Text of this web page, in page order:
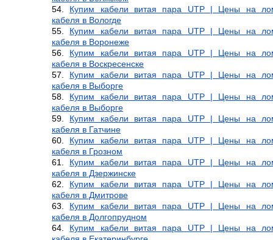
Купим кабели витая пара UTP | Цены на
кабеля в Вологде
Купим кабели витая пара UTP | Цены на
кабеля в Воронеже
Купим кабели витая пара UTP | Цены на
кабеля в Воскресенске
Купим кабели витая пара UTP | Цены на
кабеля в Выборге
Купим кабели витая пара UTP | Цены на
кабеля в Выборге
Купим кабели витая пара UTP | Цены на
кабеля в Гатчине
Купим кабели витая пара UTP | Цены на
кабеля в Грозном
Купим кабели витая пара UTP | Цены на
кабеля в Дзержинске
Купим кабели витая пара UTP | Цены на
кабеля в Дмитрове
Купим кабели витая пара UTP | Цены на
кабеля в Долгопрудном
Купим кабели витая пара UTP | Цены на